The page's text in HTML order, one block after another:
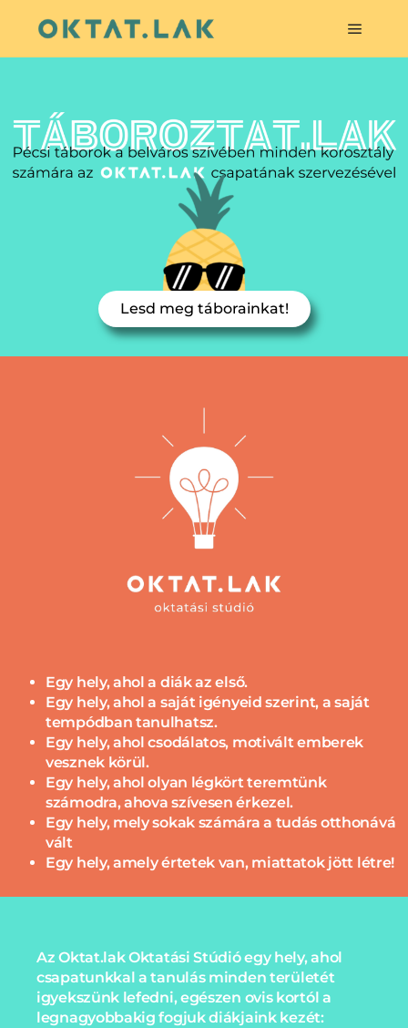
Lesd meg táborainkat!
Egy hely, ahol a diák az első.
Egy hely, ahol a saját igényeid szerint, a saját
tempódban tanulhatsz.
Egy hely, ahol csodálatos, motivált emberek
vesznek körül.
Egy hely, ahol olyan légkört teremtünk
számodra, ahova szívesen érkezel.
Egy hely, mely sokak számára a tudás otthonává
vált
Egy hely, amely értetek van, miattatok jött létre!
Az Oktat.lak Oktatási Stúdió egy hely, ahol
csapatunkkal a tanulás minden területét
igyekszünk lefedni, egészen ovis kortól a
legnagyobbakig fogjuk diákjaink kezét: